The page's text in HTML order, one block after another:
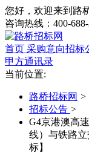
您好，欢迎来到路
咨询热线： 400-
首页 采购意向招标
甲方通讯录
当前位置:
路桥招标网 >
招标公告 >
G4京港澳高
线）与铁路
标】